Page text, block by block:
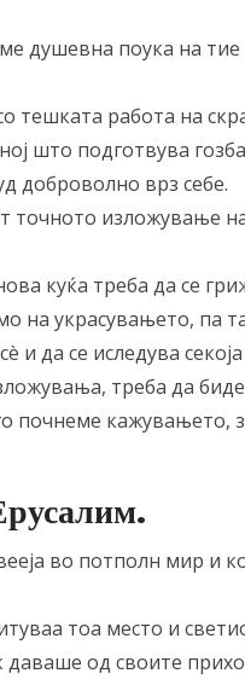
душевна поука на
тешката работа на
што подготвува
доброволно врз себе.
точното изложување
куќа треба да се
на украсувањето, па
и да се иследува
треба да
почнеме кажувањето,
во потполн мир
тоа место и
од своите